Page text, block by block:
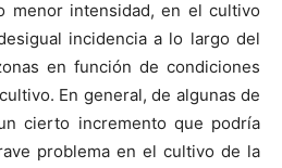
menor intensidad, en el cultivo
incidencia a lo largo del
en función de condiciones
En general, de algunas de
cierto incremento que podría
problema en el cultivo de la